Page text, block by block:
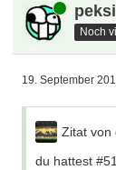
Online
19. September
Zitat von
du hattest